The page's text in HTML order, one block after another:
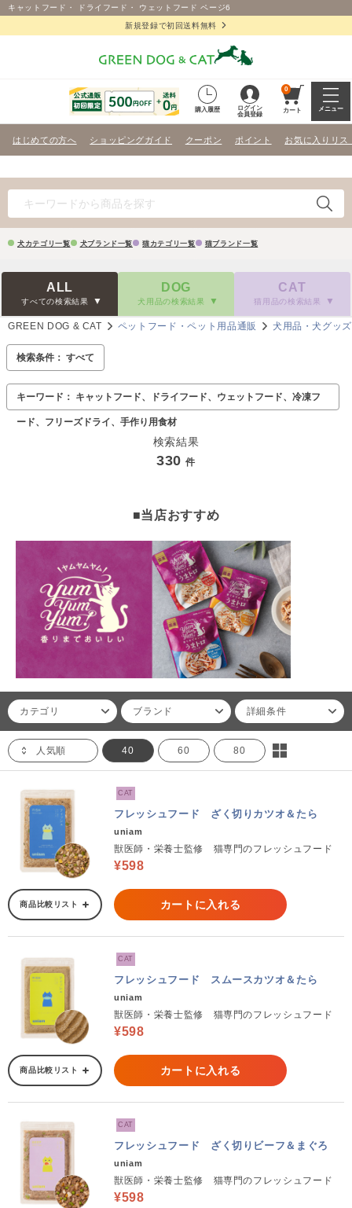
キャットフード・ ドライフード・ ウェットフード ページ6
新規登録で初回送料無料
購入履歴
ログイン
会員登録
0
カート メニュー
はじめての方へ ショッピングガイド クーポン ポイント お気に入りリス
犬カテゴリ一覧 犬ブランド一覧 猫カテゴリ一覧 猫ブランド一覧
ALL
すべての検索結果
DOG
犬用品の検索結果
CAT
猫用品の検索結果
GREEN DOG & CAT ペットフード・ペット用品通販 犬用品・犬グッズ
検索条件： すべて
キーワード： キャットフード、ドライフード、ウェットフード、冷凍フ
ード、フリーズドライ、手作り用食材
検索結果
330 件
■当店おすすめ
カテゴリ ブランド 詳細条件
人気順 40 60 80
CAT
フレッシュフード ざく切りカツオ＆たら
uniam
獣医師・栄養士監修 猫専門のフレッシュフード
¥598
商品比較リスト カートに入れる
CAT
フレッシュフード スムースカツオ＆たら
uniam
獣医師・栄養士監修 猫専門のフレッシュフード
¥598
商品比較リスト カートに入れる
CAT
フレッシュフード ざく切りビーフ＆まぐろ
uniam
獣医師・栄養士監修 猫専門のフレッシュフード
¥598